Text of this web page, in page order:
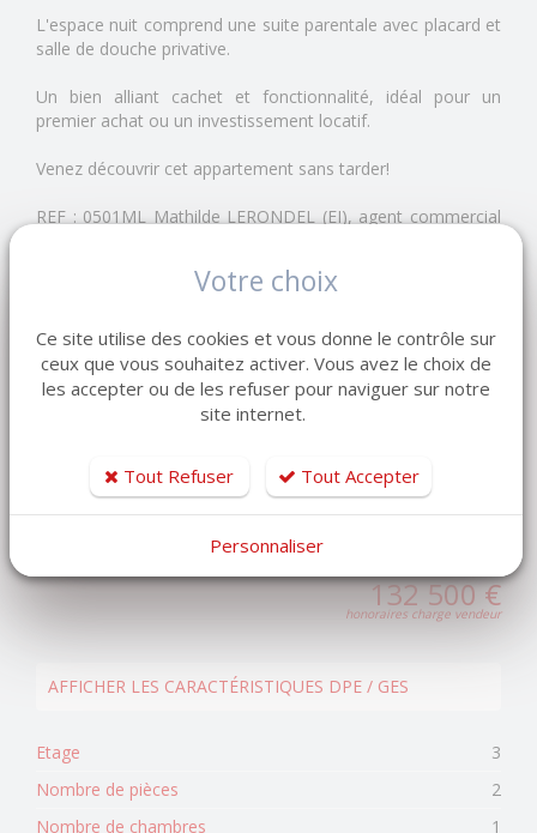
L'espace nuit comprend une suite parentale avec placard et
salle de douche privative.
Un bien alliant cachet et fonctionnalité, idéal pour un
premier achat ou un investissement locatif.
Venez découvrir cet appartement sans tarder!
REF : 0501ML Mathilde LERONDEL (EI), agent commercial
Copropriété de 10 lots - dont 8 lots habitation. (Pas de
Charges annuelles : 765 euros.
Bien soumis au statut de la copropriété
Charges annuelles :765 € / an
Les informations sur les risques auxquels ce bien est
https://www.georisques.gouv.fr
132 500 €
honoraires charge vendeur
AFFICHER LES CARACTÉRISTIQUES DPE / GES
Etage
3
Nombre de pièces
2
Nombre de chambres
1
Votre choix
Ce site utilise des cookies et vous donne le contrôle sur
ceux que vous souhaitez activer. Vous avez le choix de
les accepter ou de les refuser pour naviguer sur notre
site internet.
Tout Refuser Tout Accepter
Personnaliser